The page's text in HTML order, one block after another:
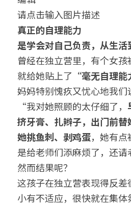
请点击输入图片描述
真正的自理能力
是学会对自己负责，从生活
曾经在独立营里，有个女
就给她贴上了 “毫无自理能
妈妈特别愧疚又忧心地我们
“我对她照顾的太仔细了，
挤牙膏、扎辫子，出门前
她挑鱼刺、剥鸡蛋，她有
是给老师们添麻烦了，还请
然而结果呢？
这孩子在独立营表现得反
小有不适应，很快就在集体